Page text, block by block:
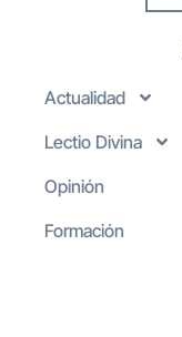
Actualidad
Lectio Divina
Opinión
Formación